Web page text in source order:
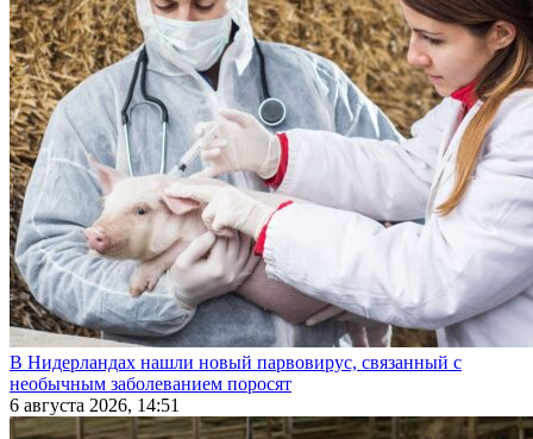
В Нидерландах нашли новый парвовирус, связанный с
необычным заболеванием поросят
6 августа 2026, 14:51